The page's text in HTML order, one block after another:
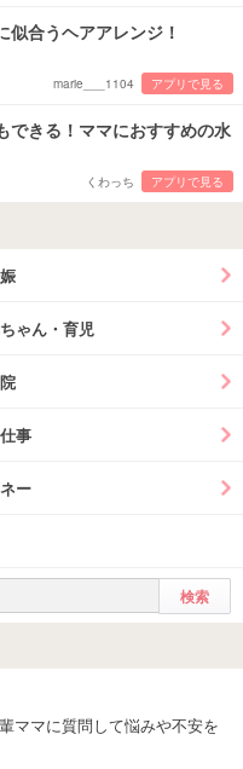
似合うヘアアレンジ！
marie___1104 アプリで見る
できる！ママにおすすめの水
くわっち アプリで見る
ゃん・育児
事
ー
ママに質問して悩みや不安を